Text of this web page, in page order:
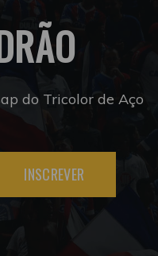
do Tricolor de Aço
INSCREVER